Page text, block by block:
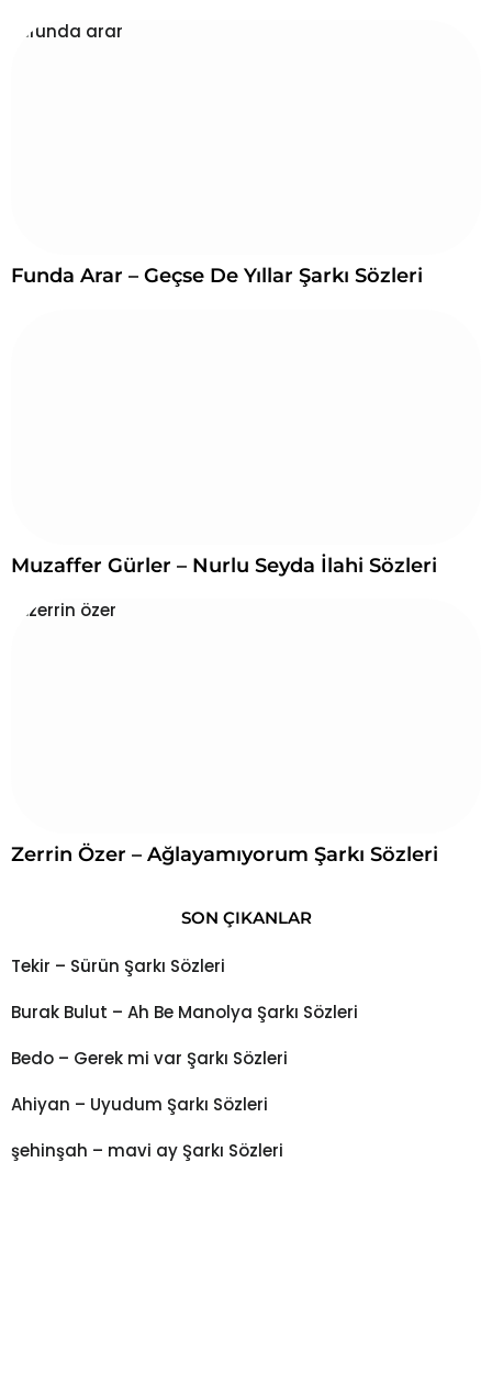
Funda Arar – Geçse De Yıllar Şarkı Sözleri
Muzaffer Gürler – Nurlu Seyda İlahi Sözleri
Zerrin Özer – Ağlayamıyorum Şarkı Sözleri
SON ÇIKANLAR
Tekir – Sürün Şarkı Sözleri
Burak Bulut – Ah Be Manolya Şarkı Sözleri
Bedo – Gerek mi var Şarkı Sözleri
Ahiyan – Uyudum Şarkı Sözleri
şehinşah – mavi ay Şarkı Sözleri